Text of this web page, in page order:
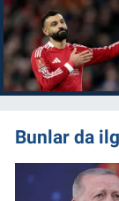
Bunlar da